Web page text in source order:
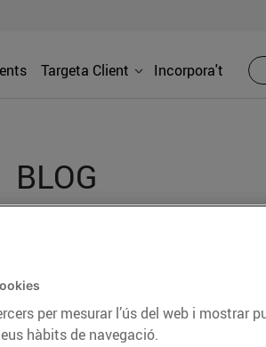
Targeta Client Incorpora't
BLOG
informació d’actualitat
i molts altres temes.
per mesurar l’ús del web i mostrar
hàbits de navegació.